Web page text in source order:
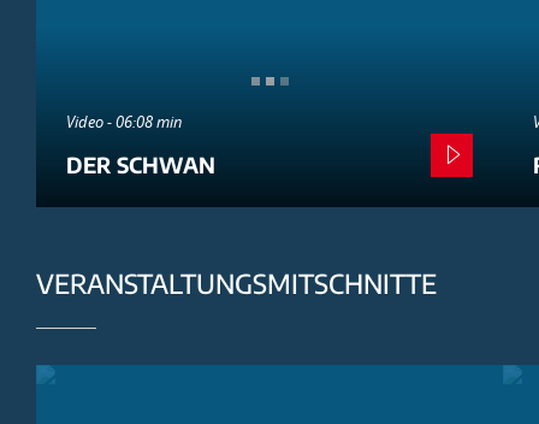
Video - 06:08 min
DER SCHWAN
VERANSTALTUNGSMITSCHNITTE